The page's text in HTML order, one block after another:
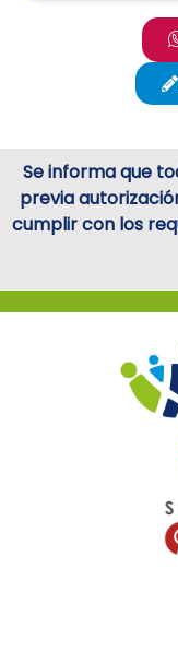
Se informa que
previa
cumplir con los